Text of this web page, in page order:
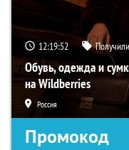
12:19:51
Обувь, одежда и
на Wildberries
Россия
Промокод